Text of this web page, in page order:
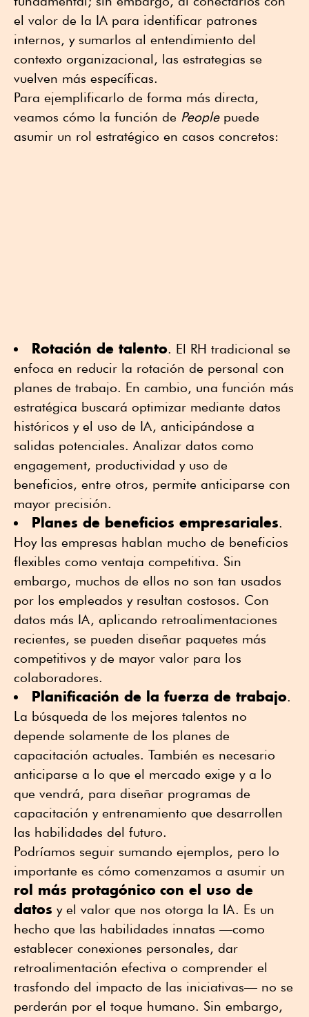
el valor de la IA para identificar patrones
internos, y sumarlos al entendimiento del
contexto organizacional, las estrategias se
vuelven más específicas.
Para ejemplificarlo de forma más directa,
veamos cómo la función de Peoplepuede
asumir un rol estratégico en casos concretos:
Rotación de talento. El RH tradicional se
enfoca en reducir la rotación de personal con
planes de trabajo. En cambio, una función más
estratégica buscará optimizar mediante datos
históricos y el uso de IA, anticipándose a
salidas potenciales. Analizar datos como
engagement, productividad y uso de
beneficios, entre otros, permite anticiparse con
mayor precisión.
Planes de beneficios empresariales.
Hoy las empresas hablan mucho de beneficios
flexibles como ventaja competitiva. Sin
embargo, muchos de ellos no son tan usados
por los empleados y resultan costosos. Con
datos más IA, aplicando retroalimentaciones
recientes, se pueden diseñar paquetes más
competitivos y de mayor valor para los
colaboradores.
Planificación de la fuerza de trabajo.
La búsqueda de los mejores talentos no
depende solamente de los planes de
capacitación actuales. También es necesario
anticiparse a lo que el mercado exige y a lo
que vendrá, para diseñar programas de
capacitación y entrenamiento que desarrollen
las habilidades del futuro.
Podríamos seguir sumando ejemplos, pero lo
importante es cómo comenzamos a asumir un
rol más protagónico con el uso de
datos y el valor que nos otorga la IA. Es un
hecho que las habilidades innatas —como
establecer conexiones personales, dar
retroalimentación efectiva o comprender el
trasfondo del impacto de las iniciativas— no se
perderán por el toque humano. Sin embargo,